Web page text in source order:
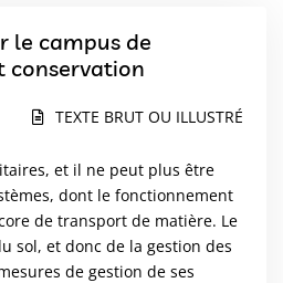
le campus de
: entre formation, gestion et conservation
TEXTE BRUT OU ILLUSTRÉ
et il ne peut plus être
dont le fonctionnement
de transport de matière. Le
sol, et donc de la gestion des
de gestion de ses